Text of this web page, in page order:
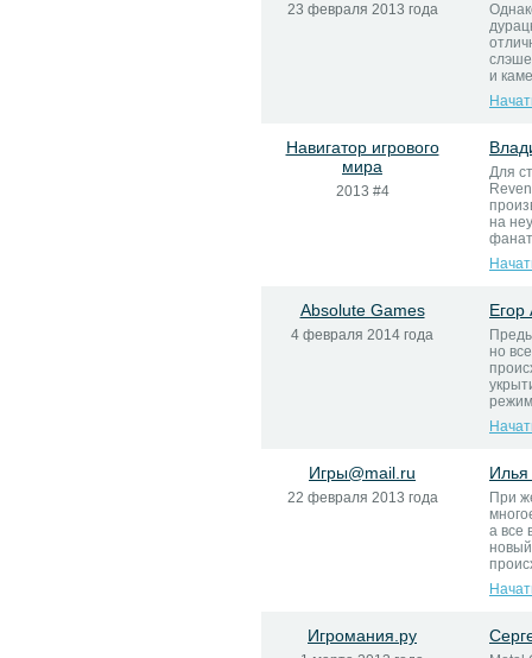
23 февраля 2013 года
и
Навигатор игрового
мира
2013 #4
Для
на
Absolute Games
4 февраля 2014 года
Егор
но
Игры@mail.ru
22 февраля 2013 года
Илья
При
а все
новый
Игромания.ру